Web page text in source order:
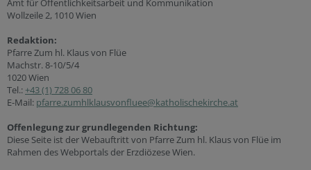
Amt für Öffentlichkeitsarbeit und Kommunikation
Wollzeile 2, 1010 Wien
Redaktion:
Pfarre Zum hl. Klaus von Flüe
Machstr. 8-10/5/4
1020 Wien
Tel.: +43 (1) 728 06 80
E-Mail: pfarre.zumhlklausvonfluee@katholischekirche.at
Offenlegung zur grundlegenden Richtung:
Diese Seite ist der Webauftritt von Pfarre Zum hl. Klaus von Flüe im
Rahmen des Webportals der Erzdiözese Wien.